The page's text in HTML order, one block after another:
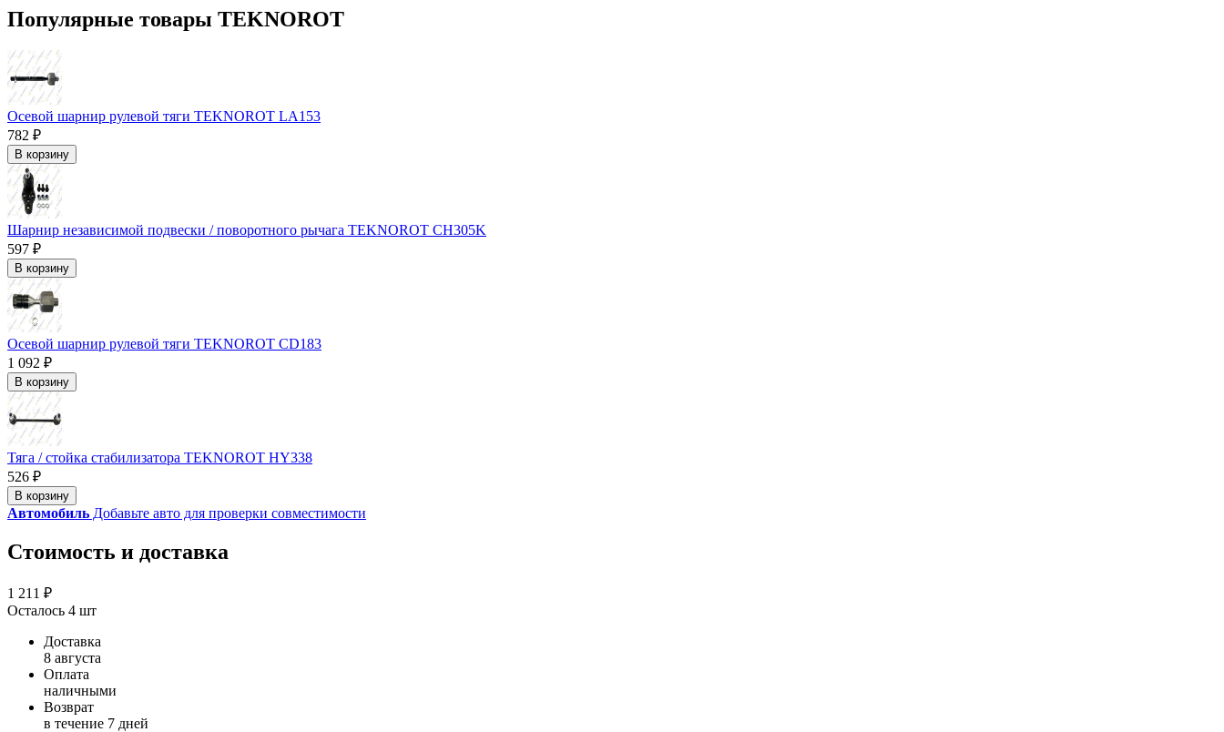
Популярные товары TEKNOROT
Осевой шарнир рулевой тяги TEKNOROT LA153
782 ₽
В корзину
Шарнир независимой подвески / поворотного рычага TEKNOROT CH305K
597 ₽
В корзину
Осевой шарнир рулевой тяги TEKNOROT CD183
1 092 ₽
В корзину
Тяга / стойка стабилизатора TEKNOROT HY338
526 ₽
В корзину
Автомобиль Добавьте авто для проверки совместимости
Стоимость и доставка
1 211 ₽
Осталось 4 шт
Доставка
8 августа
Оплата
наличными
Возврат
в течение 7 дней